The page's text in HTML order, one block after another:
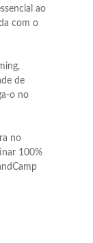
ao
com o
de
o no
no
100%